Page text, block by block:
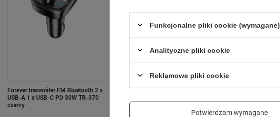
Forever transmiter FM Bluetooth 2 x
USB-A 1 x USB-C PD 30W TR-370
czarny
Funkcjonalne pliki cookie (wymagane)
Analityczne pliki cookie
Reklamowe pliki cookie
Potwierdzam wymagane